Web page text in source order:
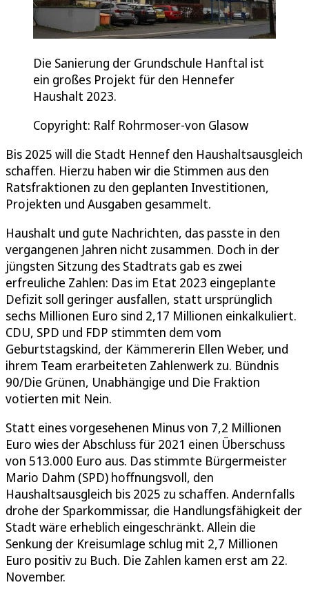
Die Sanierung der Grundschule Hanftal ist
ein großes Projekt für den Hennefer
Haushalt 2023.
Copyright: Ralf Rohrmoser-von Glasow
Bis 2025 will die Stadt Hennef den Haushaltsausgleich
schaffen. Hierzu haben wir die Stimmen aus den
Ratsfraktionen zu den geplanten Investitionen,
Projekten und Ausgaben gesammelt.
Haushalt und gute Nachrichten, das passte in den
vergangenen Jahren nicht zusammen. Doch in der
jüngsten Sitzung des Stadtrats gab es zwei
erfreuliche Zahlen: Das im Etat 2023 eingeplante
Defizit soll geringer ausfallen, statt ursprünglich
sechs Millionen Euro sind 2,17 Millionen einkalkuliert.
CDU, SPD und FDP stimmten dem vom
Geburtstagskind, der Kämmererin Ellen Weber, und
ihrem Team erarbeiteten Zahlenwerk zu. Bündnis
90/Die Grünen, Unabhängige und Die Fraktion
votierten mit Nein.
Statt eines vorgesehenen Minus von 7,2 Millionen
Euro wies der Abschluss für 2021 einen Überschuss
von 513.000 Euro aus. Das stimmte Bürgermeister
Mario Dahm (SPD) hoffnungsvoll, den
Haushaltsausgleich bis 2025 zu schaffen. Andernfalls
drohe der Sparkommissar, die Handlungsfähigkeit der
Stadt wäre erheblich eingeschränkt. Allein die
Senkung der Kreisumlage schlug mit 2,7 Millionen
Euro positiv zu Buch. Die Zahlen kamen erst am 22.
November.